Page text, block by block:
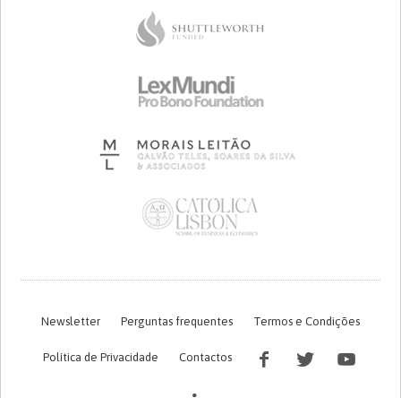
Newsletter Perguntas frequentes Termos e Condições
Política de Privacidade Contactos